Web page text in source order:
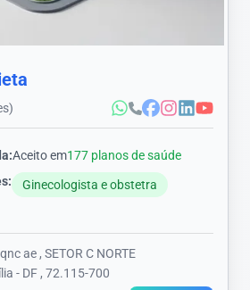
Aceito em177 planos de saúde
Ginecologista e obstetra
ae , SETOR C NORTE
- DF , 72.115-700